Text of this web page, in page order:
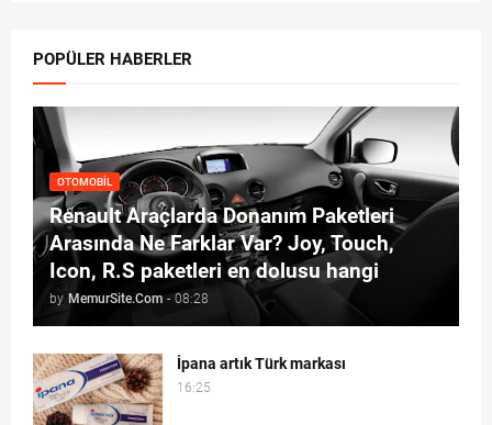
POPÜLER HABERLER
OTOMOBIL
Renault Araçlarda Donanım Paketleri
Arasında Ne Farklar Var? Joy, Touch,
Icon, R.S paketleri en dolusu hangi
by MemurSite.Com - 08:28
İpana artık Türk markası
16:25